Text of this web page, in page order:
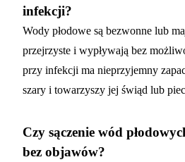
infekcji?
Wody płodowe są bezwonne lub
przejrzyste i wypływają bez
przy infekcji ma nieprzyjemny
szary i towarzyszy jej świąd lub
Czy sączenie wód
bez objawów?